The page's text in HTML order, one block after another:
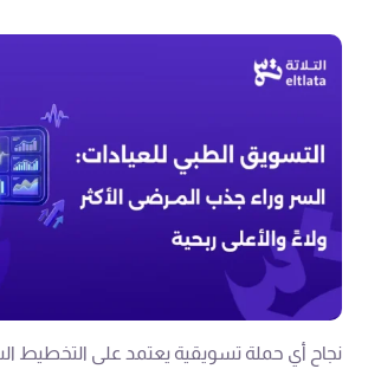
نجاح أي حملة تسويقية يعتمد على التخطيط